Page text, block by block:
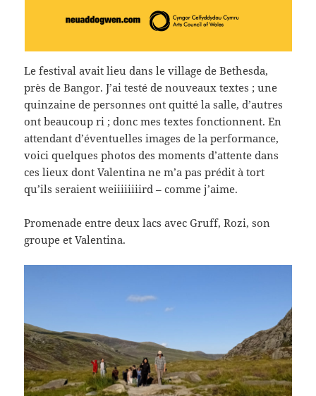
Le festival avait lieu dans le village de Bethesda,
près de Bangor. J’ai testé de nouveaux textes ; une
quinzaine de personnes ont quitté la salle, d’autres
ont beaucoup ri ; donc mes textes fonctionnent. En
attendant d’éventuelles images de la performance,
voici quelques photos des moments d’attente dans
ces lieux dont Valentina ne m’a pas prédit à tort
qu’ils seraient weiiiiiiiird – comme j’aime.
Promenade entre deux lacs avec Gruff, Rozi, son
groupe et Valentina.